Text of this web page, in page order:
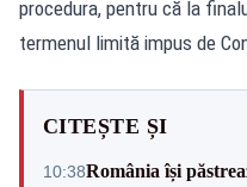
procedura, pentru că la
termenul limită impus de
CITEȘTE ȘI
10:38România își